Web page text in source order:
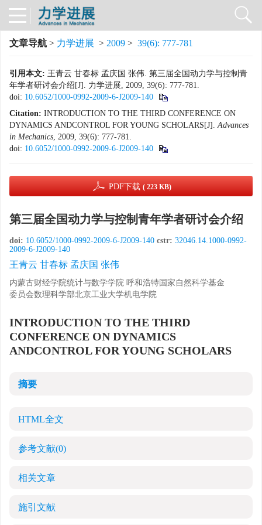
文章导航 > 力学进展 > 2009 > 39(6): 777-781
引用本文: 王青云 甘春标 孟庆国 张伟. 第三届全国动力学与控制青
年学者研讨会介绍[J]. 力学进展, 2009, 39(6): 777-781.
doi: 10.6052/1000-0992-2009-6-J2009-140
Citation: INTRODUCTION TO THE THIRD CONFERENCE ON
DYNAMICS ANDCONTROL FOR YOUNG SCHOLARS[J].Advances
in Mechanics, 2009, 39(6): 777-781.
doi: 10.6052/1000-0992-2009-6-J2009-140
PDF下载 ( 223 KB)
第三届全国动力学与控制青年学者研讨会介绍
doi: 10.6052/1000-0992-2009-6-J2009-140 cstr: 32046.14.1000-0992-
2009-6-J2009-140
王青云 甘春标 孟庆国 张伟
内蒙古财经学院统计与数学学院 呼和浩特国家自然科学基金
委员会数理科学部北京工业大学机电学院
INTRODUCTION TO THE THIRD
CONFERENCE ON DYNAMICS
ANDCONTROL FOR YOUNG SCHOLARS
摘要
HTML全文
参考文献(0)
相关文章
施引文献